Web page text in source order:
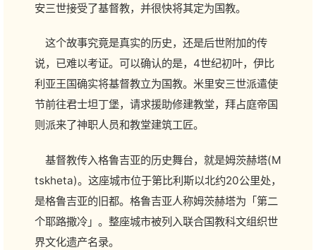
安三世接受了基督教，并很快将其定为国教。
这个故事究竟是真实的历史，还是后世附加的传
说，已难以考证。可以确认的是，4世纪初叶，伊比
利亚王国确实将基督教立为国教。米里安三世派遣使
节前往君士坦丁堡，请求援助修建教堂，拜占庭帝国
则派来了神职人员和教堂建筑工匠。
基督教传入格鲁吉亚的历史舞台，就是姆茨赫塔(M
tskheta)。这座城市位于第比利斯以北约20公里处，
是格鲁吉亚的旧都。格鲁吉亚人称姆茨赫塔为「第二
个耶路撒冷」。整座城市被列入联合国教科文组织世
界文化遗产名录。